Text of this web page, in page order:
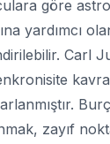
göre
yardımcı
Carl
zayıf